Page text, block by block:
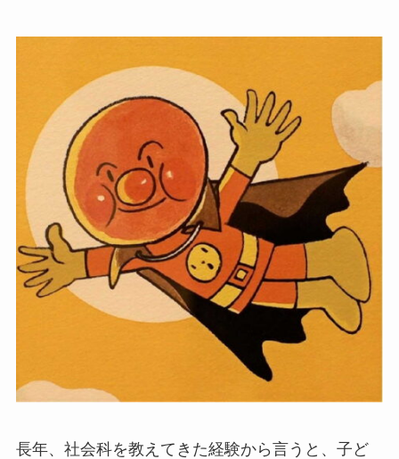
長年、社会科を教えてきた経験から言うと、子ど